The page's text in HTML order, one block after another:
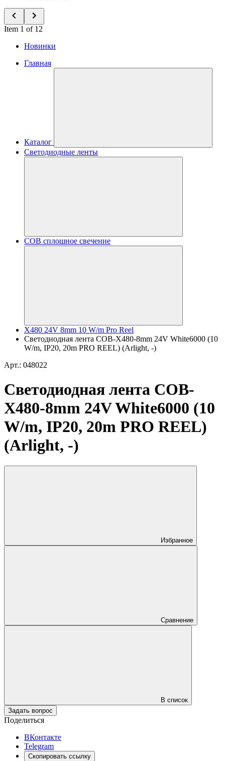
Item 1 of 12
Новинки
Главная
Каталог
Светодиодные ленты
COB сплошное свечение
X480 24V 8mm 10 W/m Pro Reel
Светодиодная лента COB-X480-8mm 24V White6000 (10
W/m, IP20, 20m PRO REEL) (Arlight, -)
Арт.: 048022
Светодиодная лента COB-
X480-8mm 24V White6000 (10
W/m, IP20, 20m PRO REEL)
(Arlight, -)
Избранное
Сравнение
В список
Задать вопрос
Поделиться
ВКонтакте
Telegram
Скопировать ссылку